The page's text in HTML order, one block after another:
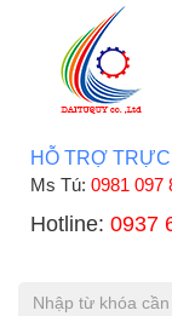
HỖ TRỢ
Ms Tú: 0981 097
Hotline: 0937